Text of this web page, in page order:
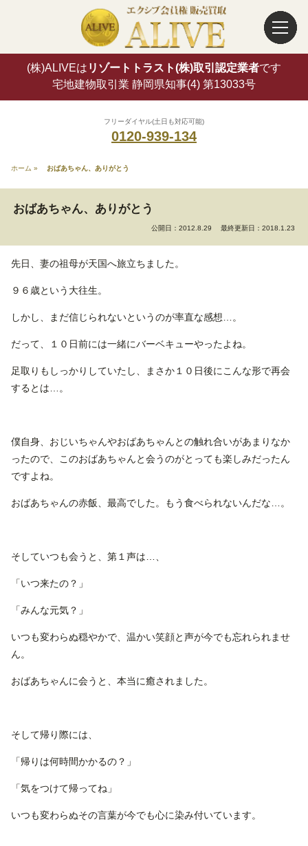
(株)ALIVEは リゾートトラスト(株)取引認定業者です
宅地建物取引業 静岡県知事(4) 第13033号
フリーダイヤル(土日も対応可能)
0120-939-134
ホーム » おばあちゃん、ありがとう
おばあちゃん、ありがとう
公開日：2012.8.29 最終更新日：2018.1.23
先日、妻の祖母が天国へ旅立ちました。
９６歳という大往生。
しかし、まだ信じられないというのが率直な感想…。
だって、１０日前には一緒にバーベキューやったよね。
足取りもしっかりしていたし、まさか１０日後にこんな形で再会
するとは…。
僕自身、おじいちゃんやおばあちゃんとの触れ合いがあまりなか
ったので、このおばあちゃんと会うのがとっても楽しみだったん
ですよね。
おばあちゃんの赤飯、最高でした。もう食べられないんだな…。
そしていつも会うと、第１声は…、
「いつ来たの？」
「みんな元気？」
いつも変わらぬ穏やかで、温かい笑顔と声が今でも忘れられませ
ん。
おばあちゃんに会うと、本当に癒されました。
そして帰り際には、
「帰りは何時間かかるの？」
「気をつけて帰ってね」
いつも変わらぬその言葉が今でも心に染み付いています。